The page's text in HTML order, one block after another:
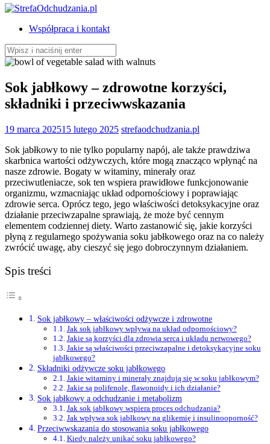
Współpraca i kontakt
Szukaj:
Sok jabłkowy – zdrowotne korzyści,
składniki i przeciwwskazania
19 marca 202515 lutego 2025 strefaodchudzania.pl
Sok jabłkowy to nie tylko popularny napój, ale także prawdziwa
skarbnica wartości odżywczych, które mogą znacząco wpłynąć na
nasze zdrowie. Bogaty w witaminy, minerały oraz
przeciwutleniacze, sok ten wspiera prawidłowe funkcjonowanie
organizmu, wzmacniając układ odpornościowy i poprawiając
zdrowie serca. Oprócz tego, jego właściwości detoksykacyjne oraz
działanie przeciwzapalne sprawiają, że może być cennym
elementem codziennej diety. Warto zastanowić się, jakie korzyści
płyną z regularnego spożywania soku jabłkowego oraz na co należy
zwrócić uwagę, aby cieszyć się jego dobroczynnym działaniem.
Spis treści
Sok jabłkowy – właściwości odżywcze i zdrowotne
Jak sok jabłkowy wpływa na układ odpornościowy?
Jakie są korzyści dla zdrowia serca i układu nerwowego?
Jakie są właściwości przeciwzapalne i detoksykacyjne soku
jabłkowego?
Składniki odżywcze soku jabłkowego
Jakie witaminy i minerały znajdują się w soku jabłkowym?
Jakie są polifenole, flawonoidy i ich działanie?
Sok jabłkowy a odchudzanie i metabolizm
Jak sok jabłkowy wspiera proces odchudzania?
Jak wpływa sok jabłkowy na glikemię i insulinooporność?
Przeciwwskazania do stosowania soku jabłkowego
Kiedy należy unikać soku jabłkowego?